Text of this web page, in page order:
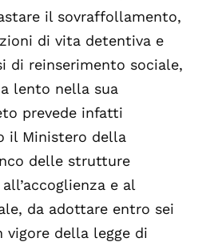
il sovraffollamento,
di vita detentiva e
di reinserimento sociale,
lento nella sua
prevede infatti
il Ministero della
delle strutture
e al
da adottare entro sei
vigore della legge di